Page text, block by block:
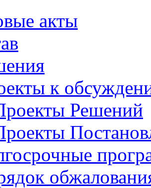
акты
к
Решений